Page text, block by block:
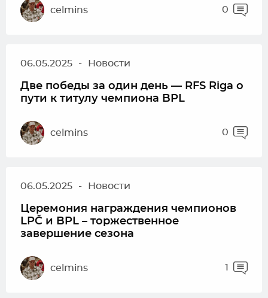
celmins 0
06.05.2025 - Новости
Две победы за один день — RFS Riga о
пути к титулу чемпиона BPL
celmins 0
06.05.2025 - Новости
Церемония награждения чемпионов
LPČ и BPL – торжественное
завершение сезона
celmins 1